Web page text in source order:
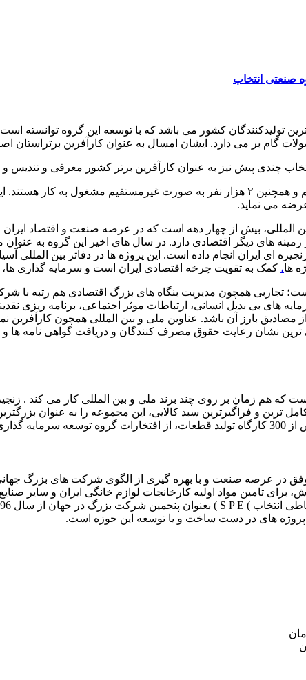
تولیدکنندگان کشور می باشد که با توسعه این گروه توانسته
گام بر می دارد. ایشان امسال به عنوان کارآفرین برتراستان
چندی پیش نیز به عنوان کارآفرین برتر کشور معرفی و تندیس
می نماید.
المللی، بیش از چهار دهه است که در عرصه صنعت و اقتصاد
های دیگر اقتصادی دارد. در سال های اخیر این گروه به عنوان
ای ایران انجام داده است. این پروژه ها در دفاتر بین المللی
ها، کمک به تقویت چرخه اقتصادی ایران است و سرمایه گذاری
تجاربی همچون مدیریت بنگاه های بزرگ اقتصادی هم رتبه با
های بی بدیل انسانی، ارتباطات موثر اجتماعی، برنامه ریزی
بارز آن باشد. عناوین ملی و بین المللی همچون کارآفرین
ترین نشان رعایت حقوق مصرف کنندگان و دریافت گواهی نامه ها و
که هم زمان بر روی چند برند ملی و بین المللی کار می کند .
ترین و فراگیرترین سبد کالایی، این مجموعه را به عنوان
در عرصه صنعت و با بهره گیری از الگوی شرکت های بزرگ جهانی،
برای تامین مواد اولیه کارخانجات لوازم خانگی ایران و سایر